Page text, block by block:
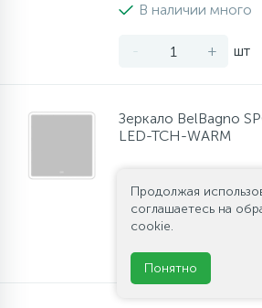
В наличии много
- + шт
Зеркало BelBagno
LED-TCH-WARM
14 600 руб.
В наличии много
- +
Продолжая
соглашаетесь на
cookie.
Понятно